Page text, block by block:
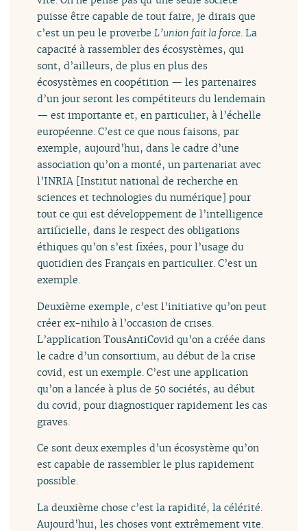
puisse être capable de tout faire, je dirais que
c’est un peu le proverbeL’union fait la force. La
capacité à rassembler des écosystèmes, qui
sont, d’ailleurs, de plus en plus des
écosystèmes en coopétition — les partenaires
d’un jour seront les compétiteurs du lendemain
— est importante et, en particulier, à l’échelle
européenne. C’est ce que nous faisons, par
exemple, aujourd’hui, dans le cadre d’une
association qu’on a monté, un partenariat avec
l’INRIA [Institut national de recherche en
sciences et technologies du numérique] pour
tout ce qui est développement de l’intelligence
artificielle, dans le respect des obligations
éthiques qu’on s’est fixées, pour l’usage du
quotidien des Français en particulier. C’est un
exemple.
Deuxième exemple, c’est l’initiative qu’on peut
créer ex-nihilo à l’occasion de crises.
L’application TousAntiCovid qu’on a créée dans
le cadre d’un consortium, au début de la crise
covid, est un exemple. C’est une application
qu’on a lancée à plus de 50 sociétés, au début
du covid, pour diagnostiquer rapidement les cas
graves.
Ce sont deux exemples d’un écosystème qu’on
est capable de rassembler le plus rapidement
possible.
La deuxième chose c’est la rapidité, la célérité.
Aujourd’hui, les choses vont extrêmement vite.